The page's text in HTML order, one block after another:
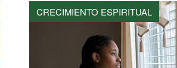
CRECIMIENTO ESPIRITUAL